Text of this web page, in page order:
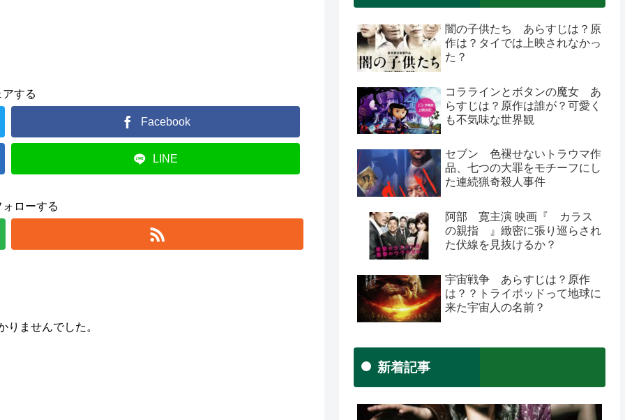
する
Facebook
LINE
ローする
りませんでした。
闇の子供たち あらすじは？原
作は？タイでは上映されなかっ
た？
コララインとボタンの魔女 あ
らすじは？原作は誰が？可愛く
も不気味な世界観
セブン 色褪せないトラウマ作
品、七つの大罪をモチーフにし
た連続猟奇殺人事件
阿部 寛主演 映画『 カラス
の親指 』緻密に張り巡らされ
た伏線を見抜けるか？
宇宙戦争 あらすじは？原作
は？？トライポッドって地球に
来た宇宙人の名前？
新着記事